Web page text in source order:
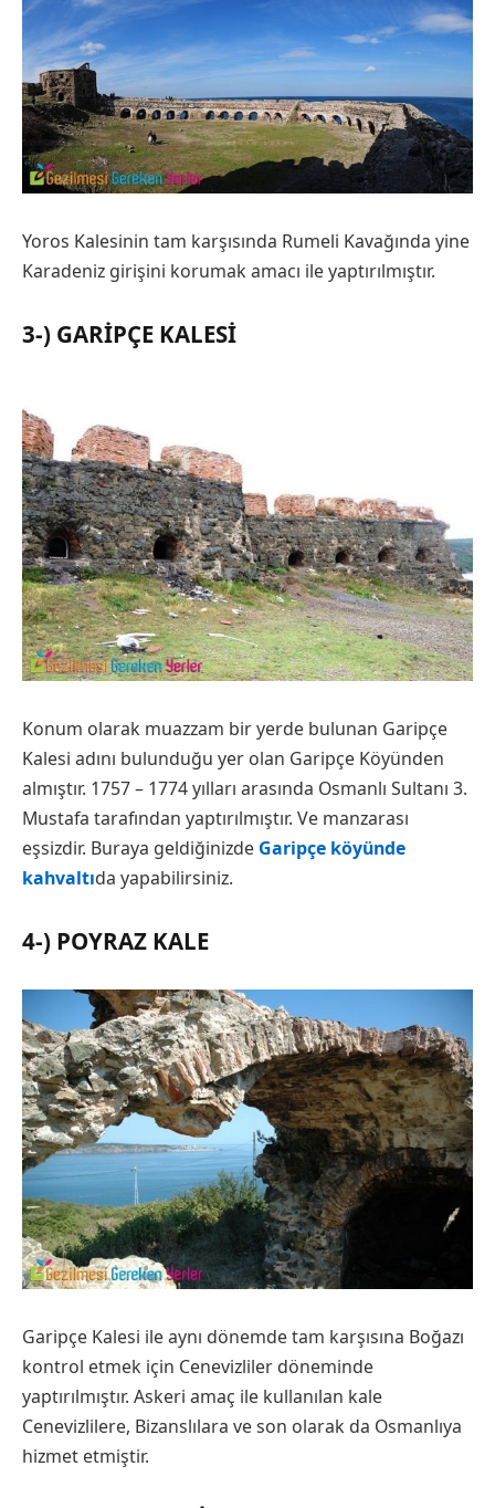
Yoros Kalesinin tam karşısında Rumeli Kavağında yine
Karadeniz girişini korumak amacı ile yaptırılmıştır.
3-) GARIPÇE KALESI
Konum olarak muazzam bir yerde bulunan Garipçe
Kalesi adını bulunduğu yer olan Garipçe Köyünden
almıştır. 1757 – 1774 yılları arasında Osmanlı Sultanı 3.
Mustafa tarafından yaptırılmıştır. Ve manzarası
eşsizdir. Buraya geldiğinizde Garipçe köyünde
kahvaltıda yapabilirsiniz.
4-) POYRAZ KALE
Garipçe Kalesi ile aynı dönemde tam karşısına Boğazı
kontrol etmek için Cenevizliler döneminde
yaptırılmıştır. Askeri amaç ile kullanılan kale
Cenevizlilere, Bizanslılara ve son olarak da Osmanlıya
hizmet etmiştir.